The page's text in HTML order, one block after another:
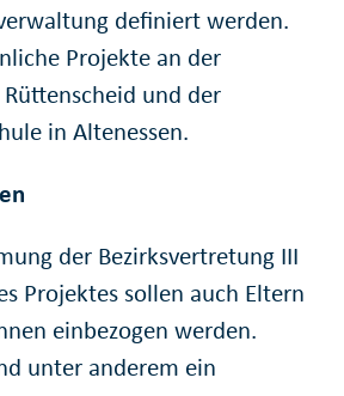
definiert werden.
Projekte an der
und der
in Altenessen.
der Bezirksvertretung III
Projektes sollen auch Eltern
einbezogen werden.
unter anderem ein